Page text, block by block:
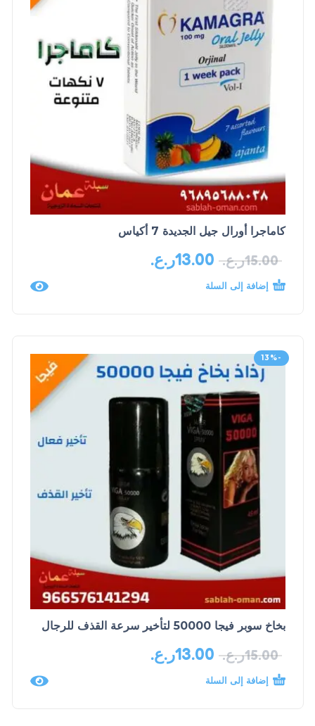
كاماجرا أورال جيل الجديدة 7 أكياس
15.00ر.ع. 13.00ر.ع.
إضافة إلى السلة
-13%
بخاخ سوبر فيجا 50000 لتأخير سرعة القذف للرجال
15.00ر.ع. 13.00ر.ع.
إضافة إلى السلة